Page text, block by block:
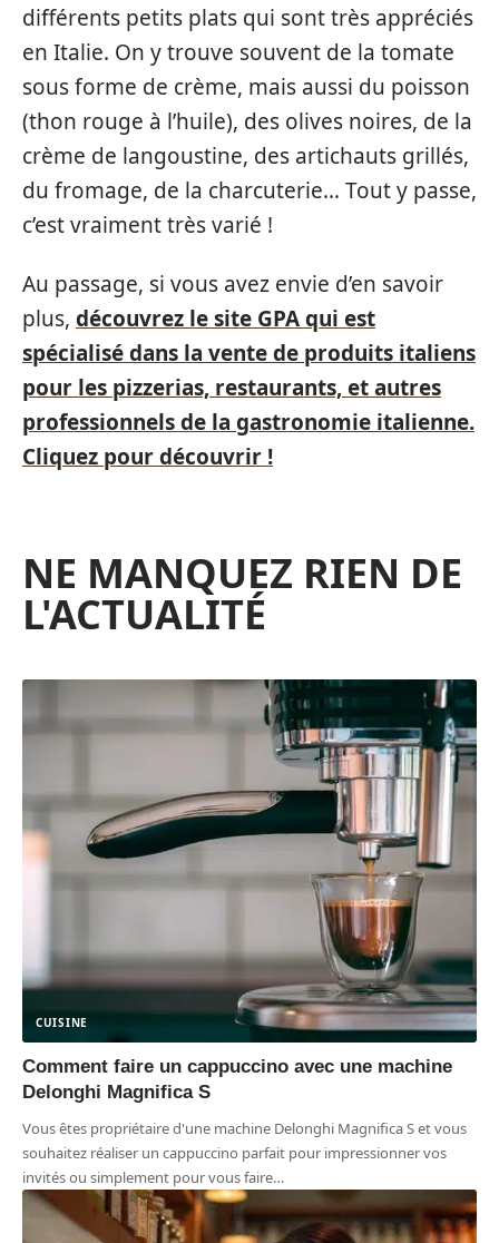
différents petits plats qui sont très appréciés
en Italie. On y trouve souvent de la tomate
sous forme de crème, mais aussi du poisson
(thon rouge à l’huile), des olives noires, de la
crème de langoustine, des artichauts grillés,
du fromage, de la charcuterie… Tout y passe,
c’est vraiment très varié !
Au passage, si vous avez envie d’en savoir
plus, découvrez le site GPA qui est
spécialisé dans la vente de produits italiens
pour les pizzerias, restaurants, et autres
professionnels de la gastronomie italienne.
Cliquez pour découvrir !
NE MANQUEZ RIEN DE
L'ACTUALITÉ
CUISINE
Comment faire un cappuccino avec une machine
Delonghi Magnifica S
Vous êtes propriétaire d'une machine Delonghi Magnifica S et vous
souhaitez réaliser un cappuccino parfait pour impressionner vos
invités ou simplement pour vous faire…